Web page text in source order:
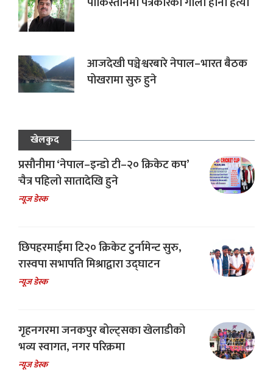
आजदेखी पञ्चेश्वरबारे नेपाल–भारत बैठक
पोखरामा सुरु हुने
खेलकुद
प्रसौनीमा ‘नेपाल–इन्डो टी–२० क्रिकेट कप’
चैत्र पहिलो सातादेखि हुने
न्यूज डेस्क
छिपहरमाईमा टि२० क्रिकेट टुर्नामेन्ट सुरु,
रास्वपा सभापति मिश्राद्वारा उद्घाटन
न्यूज डेस्क
गृहनगरमा जनकपुर बोल्ट्सका खेलाडीको
भव्य स्वागत, नगर परिक्रमा
न्यूज डेस्क